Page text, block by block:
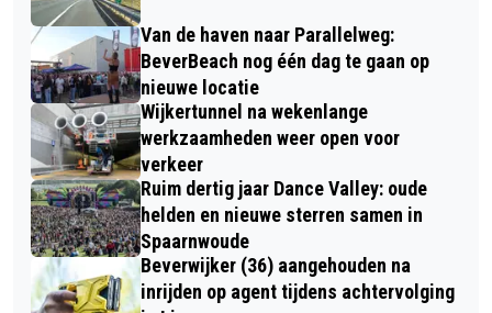
Van de haven naar Parallelweg:
BeverBeach nog één dag te gaan op
nieuwe locatie
Wijkertunnel na wekenlange
werkzaamheden weer open voor
verkeer
Ruim dertig jaar Dance Valley: oude
helden en nieuwe sterren samen in
Spaarnwoude
Beverwijker (36) aangehouden na
inrijden op agent tijdens achtervolging